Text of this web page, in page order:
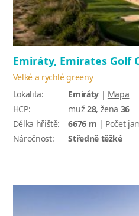
Emiráty, Emirates Golf
Velké a rychlé greeny
Lokalita:
Emiráty| Mapa
HCP:
muž 28, žena 36
Délka hřiště:
6676 m | Počet
Náročnost:
Středně těžké